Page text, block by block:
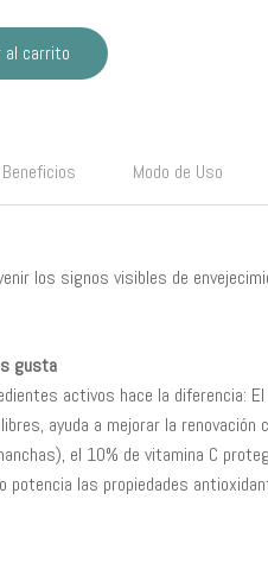
al carrito
Beneficios Modo de Uso
los signos visibles de
gusta
activos hace la diferencia:
ayuda a mejorar la renovación
el 10% de vitamina C
potencia las propiedades